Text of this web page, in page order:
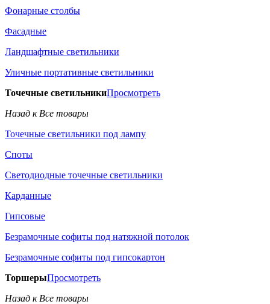
Фонарные столбы
Фасадные
Ландшафтные светильники
Уличные портативные светильники
Точечные светильникиПросмотреть
Назад к Все товары
Точечные светильники под лампу
Споты
Светодиодные точечные светильники
Карданные
Гипсовые
Безрамочные софиты под натяжной потолок
Безрамочные софиты под гипсокартон
ТоршерыПросмотреть
Назад к Все товары